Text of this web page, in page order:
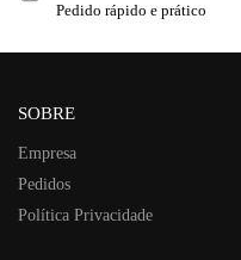
Pedido rápido e prático
SOBRE
Empresa
Pedidos
Política Privacidade